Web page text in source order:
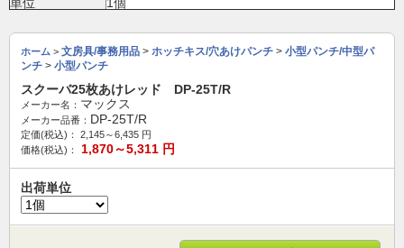
ホーム > 文房具/事務用品 > ホッチキス/穴あけパンチ > 小型パンチ/中型パ
ンチ > 小型パンチ
スクーバ25枚あけレッド DP-25T/R
メーカー名： マックス
メーカー品番： DP-25T/R
定価(税込)： 2,145～6,435 円
価格(税込)：
1,870～5,311 円
出荷単位